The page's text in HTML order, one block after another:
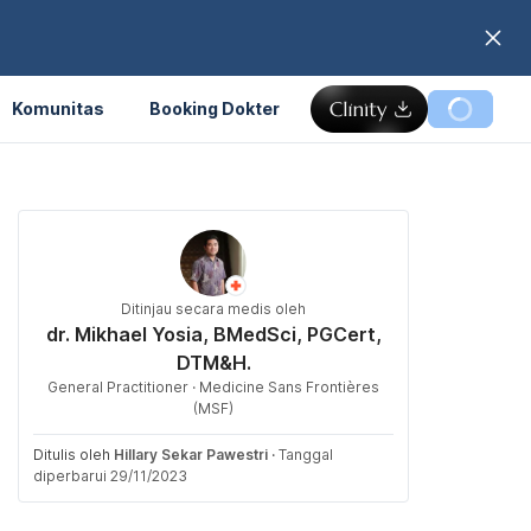
Komunitas Booking Dokter
Ditinjau secara medis oleh
dr. Mikhael Yosia, BMedSci, PGCert,
DTM&H.
General Practitioner · Medicine Sans Frontières
(MSF)
Ditulis oleh Hillary Sekar Pawestri · Tanggal
diperbarui 29/11/2023